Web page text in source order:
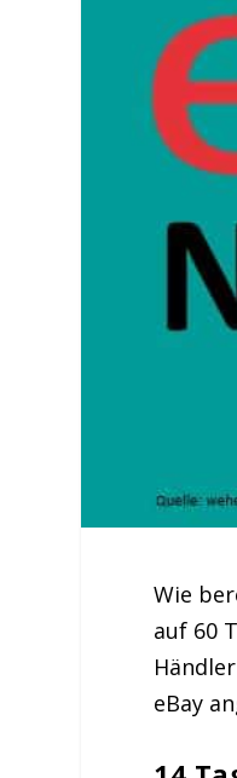
Wie
auf 60
eBay